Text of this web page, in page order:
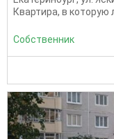
Квартира, в которую
Собственник